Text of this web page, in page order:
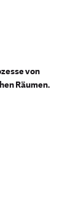
von
Räumen.